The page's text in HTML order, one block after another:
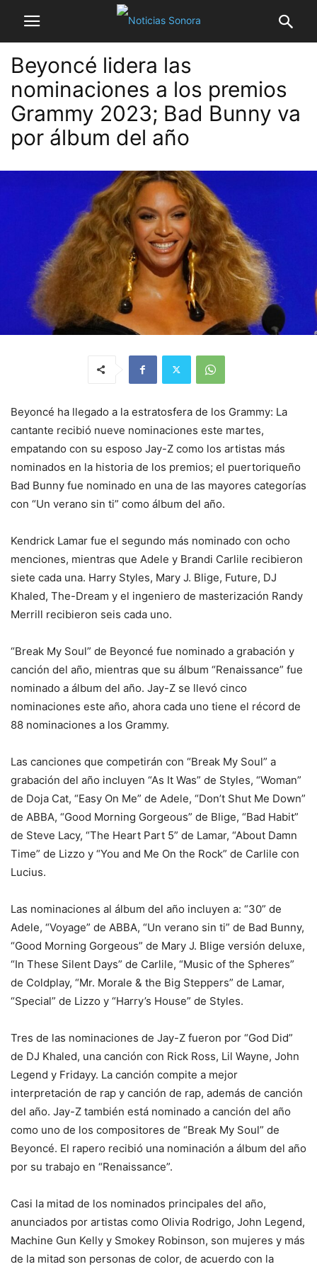
Beyoncé lidera las
nominaciones a los premios
Grammy 2023; Bad Bunny va
por álbum del año
Beyoncé ha llegado a la estratosfera de los Grammy: La
cantante recibió nueve nominaciones este martes,
empatando con su esposo Jay-Z como los artistas más
nominados en la historia de los premios; el puertoriqueño
Bad Bunny fue nominado en una de las mayores categorías
con “Un verano sin ti” como álbum del año.
Kendrick Lamar fue el segundo más nominado con ocho
menciones, mientras que Adele y Brandi Carlile recibieron
siete cada una. Harry Styles, Mary J. Blige, Future, DJ
Khaled, The-Dream y el ingeniero de masterización Randy
Merrill recibieron seis cada uno.
“Break My Soul” de Beyoncé fue nominado a grabación y
canción del año, mientras que su álbum “Renaissance” fue
nominado a álbum del año. Jay-Z se llevó cinco
nominaciones este año, ahora cada uno tiene el récord de
88 nominaciones a los Grammy.
Las canciones que competirán con “Break My Soul” a
grabación del año incluyen “As It Was” de Styles, “Woman”
de Doja Cat, “Easy On Me” de Adele, “Don’t Shut Me Down”
de ABBA, “Good Morning Gorgeous” de Blige, “Bad Habit”
de Steve Lacy, “The Heart Part 5” de Lamar, “About Damn
Time” de Lizzo y “You and Me On the Rock” de Carlile con
Lucius.
Las nominaciones al álbum del año incluyen a: “30” de
Adele, “Voyage” de ABBA, “Un verano sin ti” de Bad Bunny,
“Good Morning Gorgeous” de Mary J. Blige versión deluxe,
“In These Silent Days” de Carlile, “Music of the Spheres”
de Coldplay, “Mr. Morale & the Big Steppers” de Lamar,
“Special” de Lizzo y “Harry’s House” de Styles.
Tres de las nominaciones de Jay-Z fueron por “God Did”
de DJ Khaled, una canción con Rick Ross, Lil Wayne, John
Legend y Fridayy. La canción compite a mejor
interpretación de rap y canción de rap, además de canción
del año. Jay-Z también está nominado a canción del año
como uno de los compositores de “Break My Soul” de
Beyoncé. El rapero recibió una nominación a álbum del año
por su trabajo en “Renaissance”.
Casi la mitad de los nominados principales del año,
anunciados por artistas como Olivia Rodrigo, John Legend,
Machine Gun Kelly y Smokey Robinson, son mujeres y más
de la mitad son personas de color, de acuerdo con la